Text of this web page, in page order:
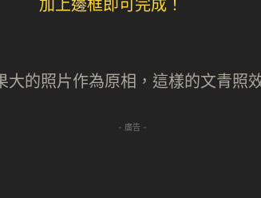
的照片作為原相，這樣的文青照
- 廣告 -